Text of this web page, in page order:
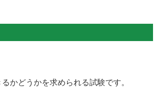
かどうかを求められる試験です。